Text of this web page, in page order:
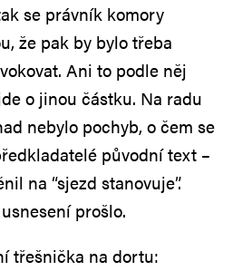
se právník komory
že pak by bylo třeba
Ani to podle něj
o jinou částku. Na radu
nebylo pochyb, o čem se
původní text –
na “sjezd stanovuje”.
prošlo.
třešnička na dortu: